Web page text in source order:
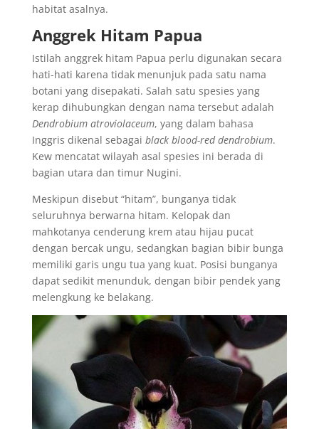
habitat asalnya.
Anggrek Hitam Papua
Istilah anggrek hitam Papua perlu digunakan secara
hati-hati karena tidak menunjuk pada satu nama
botani yang disepakati. Salah satu spesies yang
kerap dihubungkan dengan nama tersebut adalah
Dendrobium atroviolaceum, yang dalam bahasa
Inggris dikenal sebagai black blood-red dendrobium.
Kew mencatat wilayah asal spesies ini berada di
bagian utara dan timur Nugini.
Meskipun disebut “hitam”, bunganya tidak
seluruhnya berwarna hitam. Kelopak dan
mahkotanya cenderung krem atau hijau pucat
dengan bercak ungu, sedangkan bagian bibir bunga
memiliki garis ungu tua yang kuat. Posisi bunganya
dapat sedikit menunduk, dengan bibir pendek yang
melengkung ke belakang.